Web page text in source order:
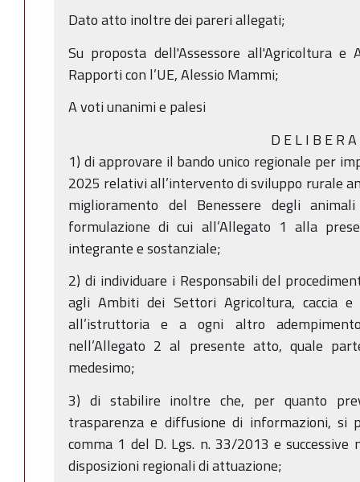
Dato atto inoltre dei pareri allegati;
Su proposta dell'Assessore all'Agricoltura e
Rapporti con l’UE, Alessio Mammi;
A voti unanimi e palesi
D E L I B E R A
1) di approvare il bando unico regionale per
2025 relativi all’intervento di sviluppo rurale
miglioramento del Benessere degli
formulazione di cui all’Allegato 1 alla
integrante e sostanziale;
2) di individuare i Responsabili del
agli Ambiti dei Settori Agricoltura, caccia
all’istruttoria e a ogni altro
nell’Allegato 2 al presente atto, quale
medesimo;
3) di stabilire inoltre che, per quanto
trasparenza e diffusione di informazioni, si
comma 1 del D. Lgs. n. 33/2013 e
disposizioni regionali di attuazione;